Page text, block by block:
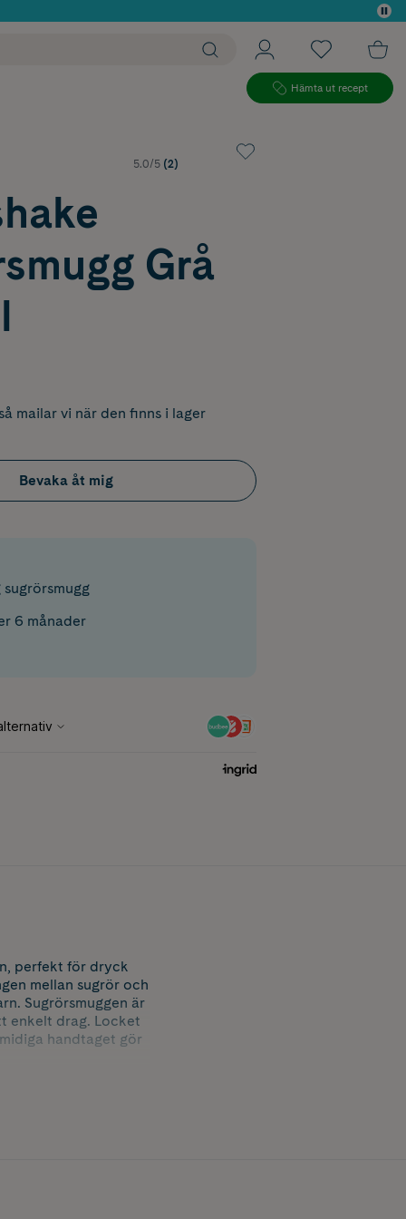
Hämta ut recept
5.0/5 (2)
Grå
mailar vi när den finns i lager
Bevaka åt mig
6 månader
perfekt för dryck
mellan sugrör och
Sugrörsmuggen är
enkelt drag. Locket
handtaget gör